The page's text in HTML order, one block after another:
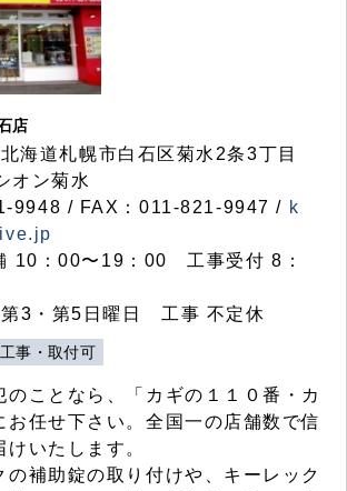
店
道札幌市白石区菊水2条3丁目
ン菊水
9948 / FAX：011-821-9947 / k
10：00〜19：00 工事受付 8：
第3・第5日曜日 工事 不定休
工事・取付可
のことなら、「カギの１１０番・カ
お任せ下さい。全国一の店舗数で信
いたします。
の補助錠の取り付けや、キーレック